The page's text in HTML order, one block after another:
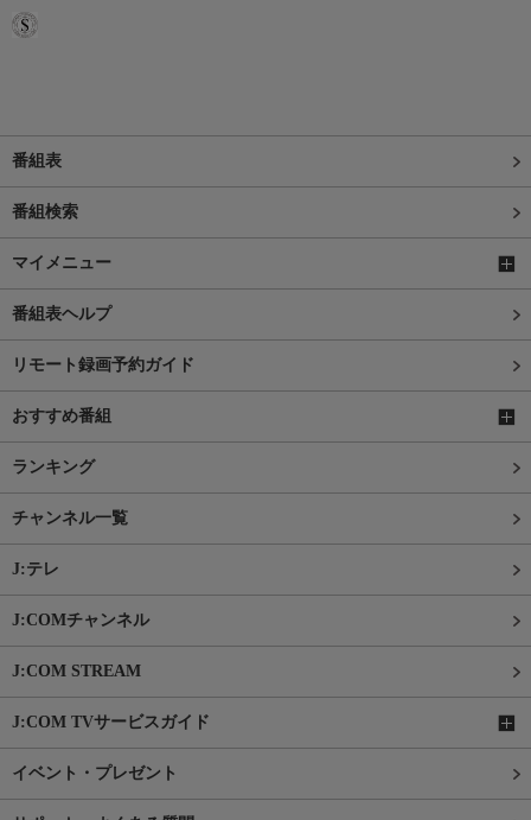
番組表
番組検索
マイメニュー
番組表ヘルプ
リモート録画予約ガイド
おすすめ番組
ランキング
チャンネル一覧
J:テレ
J:COMチャンネル
J:COM STREAM
J:COM TVサービスガイド
イベント・プレゼント